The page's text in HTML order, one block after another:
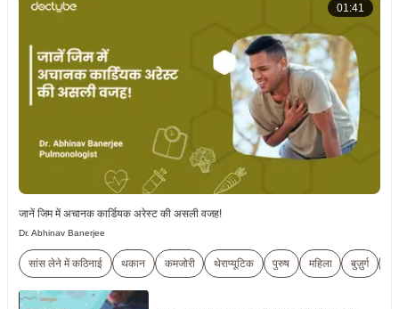
01:41
जानें जिम में अचानक कार्डियक अरेस्ट की असली वजह!
Dr. Abhinav Banerjee
सांस लेने में कठिनाई थकान कमजोरी थेराप्यूटिक पुरुष महिला बुज़ुर्ग